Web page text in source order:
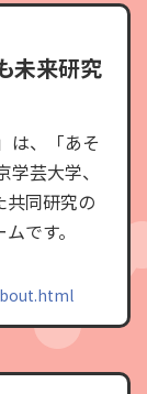
未来研究
は、「あそ
芸大学、
共同研究の
です。